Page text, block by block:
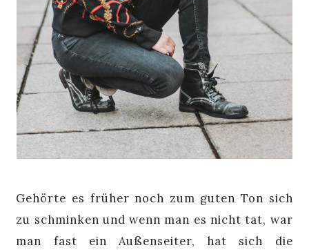
Gehörte es früher noch zum guten Ton sich
zu schminken und wenn man es nicht tat, war
man fast ein Außenseiter, hat sich die